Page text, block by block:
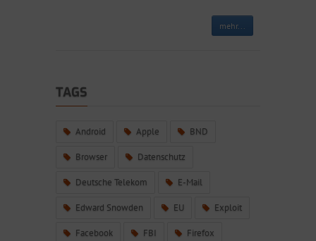
mehr...
TAGS
Android Apple BND
Browser Datenschutz
Deutsche Telekom E-Mail
Edward Snowden EU Exploit
Facebook FBI Firefox